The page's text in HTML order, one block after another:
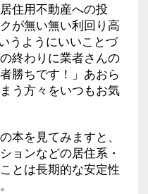
住用不動産への投
が無い無い利回り高
うようにいいことづ
終わりに業者さんの
勝ちです！」あおら
う方々をいつもお気
本を見てみますと、
ョンなどの居住系・
とは長期的な安定性